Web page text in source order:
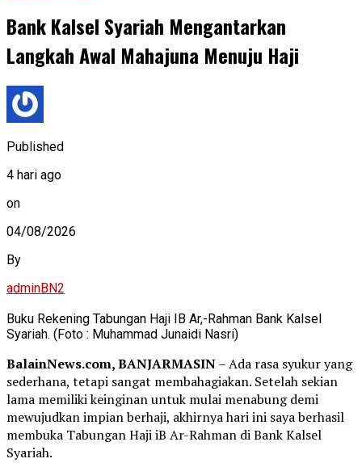
Bank Kalsel Syariah Mengantarkan
Langkah Awal Mahajuna Menuju Haji
Published
4 hari ago
on
04/08/2026
By
adminBN2
Buku Rekening Tabungan Haji IB Ar,-Rahman Bank Kalsel
Syariah. (Foto : Muhammad Junaidi Nasri)
BalainNews.com, BANJARMASIN– Ada rasa syukur yang
sederhana, tetapi sangat membahagiakan. Setelah sekian
lama memiliki keinginan untuk mulai menabung demi
mewujudkan impian berhaji, akhirnya hari ini saya berhasil
membuka Tabungan Haji iB Ar-Rahman di Bank Kalsel
Syariah.